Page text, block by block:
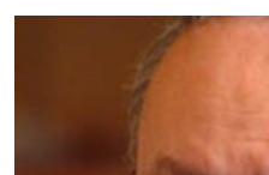
ՊԱՏԵՐԱԶՄԻ 6 ՇԱԲԱԹՆԵՐԸ